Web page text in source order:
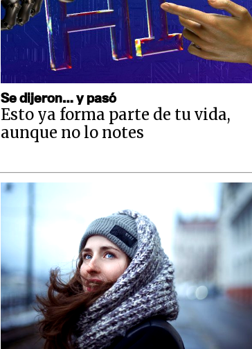
Se dijeron… y pasó
Esto ya forma parte de tu vida,
aunque no lo notes